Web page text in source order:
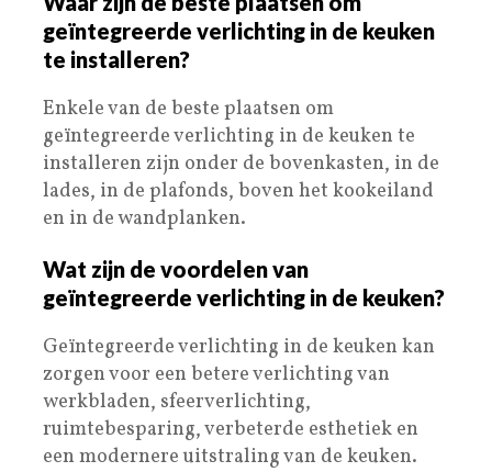
geïntegreerde verlichting in de keuken
te installeren?
Enkele van de beste plaatsen om
geïntegreerde verlichting in de keuken te
installeren zijn onder de bovenkasten, in de
lades, in de plafonds, boven het kookeiland
en in de wandplanken.
Wat zijn de voordelen van
geïntegreerde verlichting in de keuken?
Geïntegreerde verlichting in de keuken kan
zorgen voor een betere verlichting van
werkbladen, sfeerverlichting,
ruimtebesparing, verbeterde esthetiek en
een modernere uitstraling van de keuken.